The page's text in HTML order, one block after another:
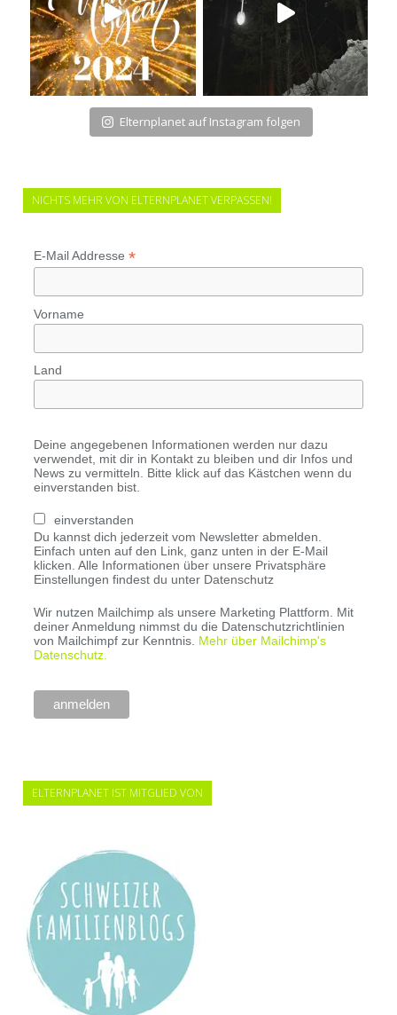
Elternplanet auf Instagram folgen
NICHTS MEHR VON ELTERNPLANET VERPASSEN!
E-Mail Addresse *
Vorname
Land
Deine angegebenen Informationen werden nur dazu
verwendet, mit dir in Kontakt zu bleiben und dir Infos und
News zu vermitteln. Bitte klick auf das Kästchen wenn du
einverstanden bist.
einverstanden
Du kannst dich jederzeit vom Newsletter abmelden.
Einfach unten auf den Link, ganz unten in der E-Mail
klicken. Alle Informationen über unsere Privatsphäre
Einstellungen findest du unter Datenschutz
Wir nutzen Mailchimp als unsere Marketing Plattform. Mit
deiner Anmeldung nimmst du die Datenschutzrichtlinien
von Mailchimpf zur Kenntnis. Mehr über Mailchimp's
Datenschutz.
ELTERNPLANET IST MITGLIED VON